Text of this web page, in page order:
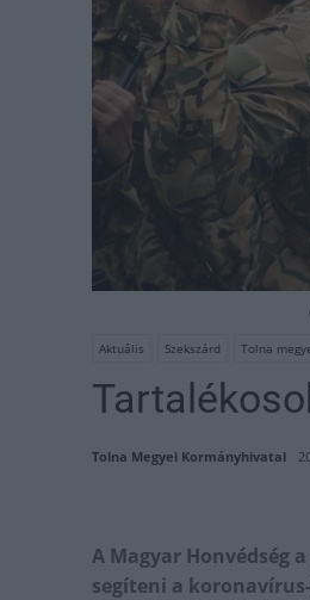
Aktuális Szekszárd Tolna
Tolna Megyei Kormányhivatal
A Magyar Honvédség
segíteni a